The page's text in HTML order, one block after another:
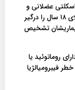
عضلانی و
پوستی (NIAMS) ، فیبرومیالژیا بیشتر افراد بالای ۱۸ سال را درگیر
سنین۲۰ تا ۵ ۰سالگی بیماریشان تشخیص
روماتوئید یا
فیبرومیالژیا